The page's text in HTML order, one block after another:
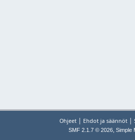
Ohjeet | Ehdot ja säännöt |
SMF 2.1.7 © 2026, Simple